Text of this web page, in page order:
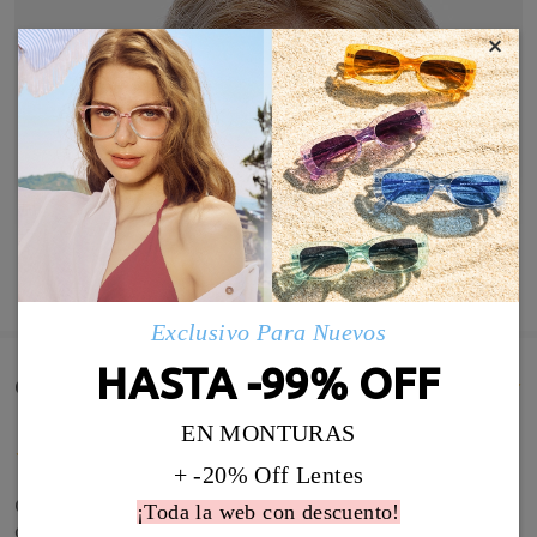
MOSTRAR MÁS
Comentarios de Clientes(135)
Quería algo cómodo, para todos los días pero algo
divertido y original. Son perfectas. No pesan, no
×
Exclusivo Para Nuevos
HASTA -99% OFF
EN MONTURAS
+ -20% Off Lentes
¡Toda la web con descuento!